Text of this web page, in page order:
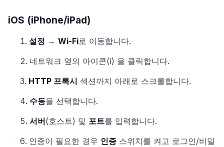
iOS (iPhone/iPad)
설정 → Wi-Fi로 이동합니다.
네트워크 옆의 아이콘(ℹ) 을 클릭합니다.
HTTP 프록시 섹션까지 아래로 스크롤합니다.
수동을 선택합니다.
서버(호스트) 및 포트를 입력합니다.
인증이 필요한 경우 인증 스위치를 켜고 로그인/비밀